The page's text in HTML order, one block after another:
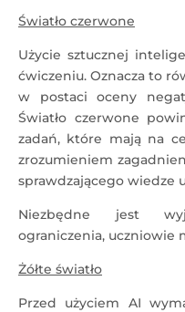
Światło czerwone
Użycie sztucznej
ćwiczeniu. Oznacza to
w postaci oceny
Światło czerwone
zadań, które mają na
zrozumieniem
sprawdzającego wiedze
Niezbędne jest
ograniczenia, uczniowie
Żółte światło
Przed użyciem AI